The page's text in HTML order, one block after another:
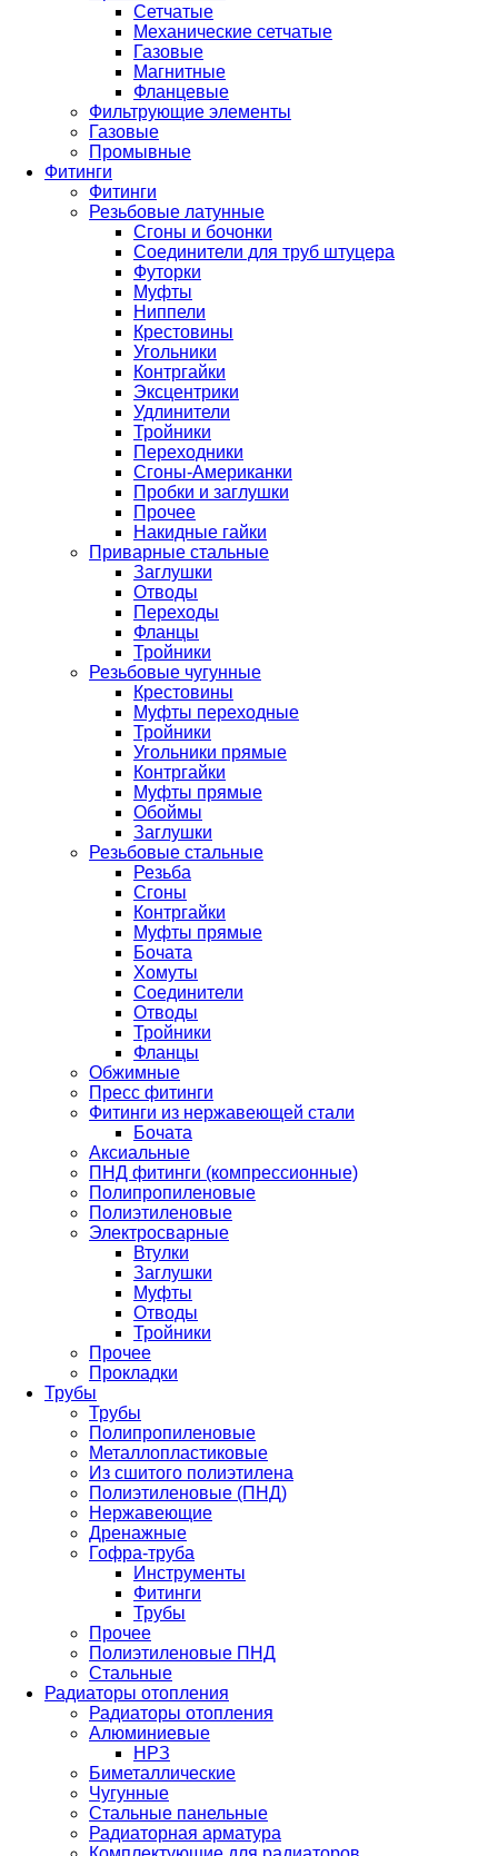
Сетчатые
Механические сетчатые
Газовые
Магнитные
Фланцевые
Фильтрующие элементы
Газовые
Промывные
Фитинги
Фитинги
Резьбовые латунные
Сгоны и бочонки
Соединители для труб штуцера
Футорки
Муфты
Ниппели
Крестовины
Угольники
Контргайки
Эксцентрики
Удлинители
Тройники
Переходники
Сгоны-Американки
Пробки и заглушки
Прочее
Накидные гайки
Приварные стальные
Заглушки
Отводы
Переходы
Фланцы
Тройники
Резьбовые чугунные
Крестовины
Муфты переходные
Тройники
Угольники прямые
Контргайки
Муфты прямые
Обоймы
Заглушки
Резьбовые стальные
Резьба
Сгоны
Контргайки
Муфты прямые
Бочата
Хомуты
Соединители
Отводы
Тройники
Фланцы
Обжимные
Пресс фитинги
Фитинги из нержавеющей стали
Бочата
Аксиальные
ПНД фитинги (компрессионные)
Полипропиленовые
Полиэтиленовые
Электросварные
Втулки
Заглушки
Муфты
Отводы
Тройники
Прочее
Прокладки
Трубы
Трубы
Полипропиленовые
Металлопластиковые
Из сшитого полиэтилена
Полиэтиленовые (ПНД)
Нержавеющие
Дренажные
Гофра-труба
Инструменты
Фитинги
Трубы
Прочее
Полиэтиленовые ПНД
Стальные
Радиаторы отопления
Радиаторы отопления
Алюминиевые
НРЗ
Биметаллические
Чугунные
Стальные панельные
Радиаторная арматура